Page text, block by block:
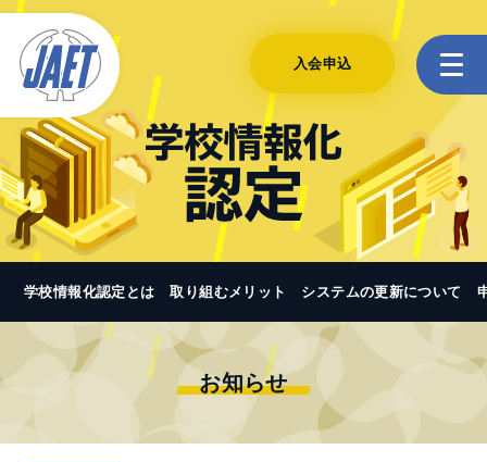
入会申込
学校情報化認定とは 取り組むメリット システムの更新について
お知らせ